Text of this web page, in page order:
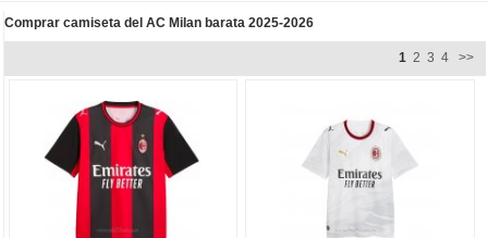
Comprar camiseta del AC Milan barata 2025-2026
1 2 3 4 >>